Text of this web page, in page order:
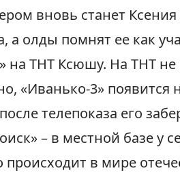
вновь станет
а олды помнят ее как
на ТНТ Ксюшу. На ТНТ не
«Иванько-3»
телепоказа его
– в местной базе у
происходит в мире